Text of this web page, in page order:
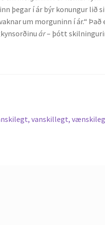
þegar í ár býr konungur lið
um morguninn í ár.“ Það
ár– þótt
vanskillegt,